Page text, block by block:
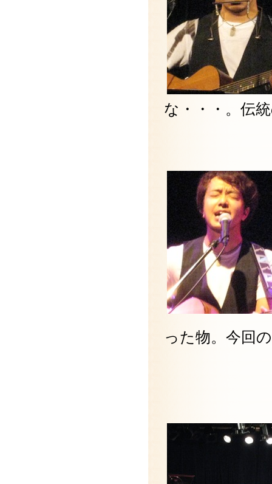
な・・・。伝
った物。今回